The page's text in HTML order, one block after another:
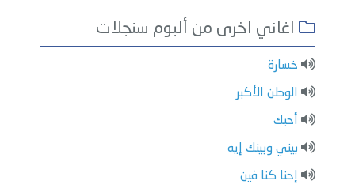
اغاني اخرى من ألبوم سنجلات
خسارة
الوطن الأكبر
أحبك
بيني وبينك إيه
إحنا كنا فين